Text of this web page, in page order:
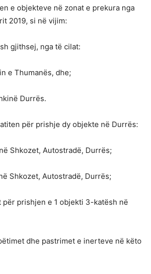
e objekteve në zonat e prekura nga
2019, si në vijim:
gjithsej, nga të cilat:
e Thumanës, dhe;
Durrës.
për prishje dy objekte në Durrës:
Shkozet, Autostradë, Durrës;
Shkozet, Autostradë, Durrës;
prishjen e 1 objekti 3-katësh në
dhe pastrimet e inerteve në këto